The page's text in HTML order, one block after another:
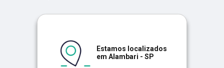
Estamos localizados
em Alambari - SP